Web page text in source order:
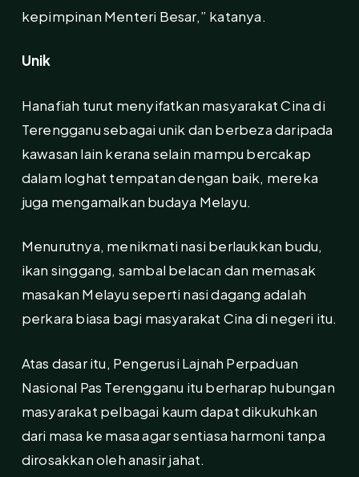
kepimpinan Menteri Besar,” katanya.
Unik
Hanafiah turut menyifatkan masyarakat Cina di
Terengganu sebagai unik dan berbeza daripada
kawasan lain kerana selain mampu bercakap
dalam loghat tempatan dengan baik, mereka
juga mengamalkan budaya Melayu.
Menurutnya, menikmati nasi berlaukkan budu,
ikan singgang, sambal belacan dan memasak
masakan Melayu seperti nasi dagang adalah
perkara biasa bagi masyarakat Cina di negeri itu.
Atas dasar itu, Pengerusi Lajnah Perpaduan
Nasional Pas Terengganu itu berharap hubungan
masyarakat pelbagai kaum dapat dikukuhkan
dari masa ke masa agar sentiasa harmoni tanpa
dirosakkan oleh anasir jahat.